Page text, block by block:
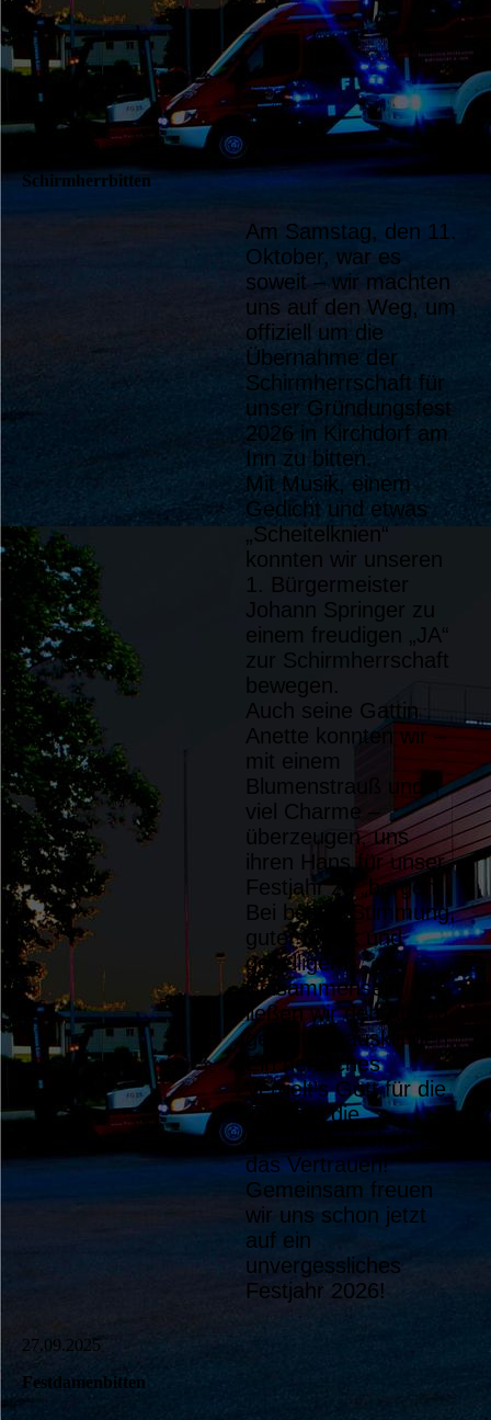
Patenbitten (11)
11.10.2025
Schirmherrbitten
SchirmherrbittenKnien
SchirmherrbittenGruppenfoto
Am Samstag, den 11.
Oktober, war es
soweit – wir machten
uns auf den Weg, um
offiziell um die
Übernahme der
Schirmherrschaft für
unser Gründungsfest
2026 in Kirchdorf am
Inn zu bitten.
Mit Musik, einem
Gedicht und etwas
„Scheitelknien“
konnten wir unseren
1. Bürgermeister
Johann Springer zu
einem freudigen „JA“
zur Schirmherrschaft
bewegen.
Auch seine Gattin
Anette konnten wir –
mit einem
Blumenstrauß und
viel Charme –
überzeugen, uns
ihren Hans für unser
Festjahr zu „borgen“.
Bei bester Stimmung,
guter Musik und
geselligem
Beisammensein
ließen wir den Abend
gemütlich ausklingen.
Ein herzliches
Vergelt’s Gott für die
Zusage, die
Gastfreundschaft und
das Vertrauen!
Gemeinsam freuen
wir uns schon jetzt
auf ein
unvergessliches
Festjahr 2026!
27.09.2025
Festdamenbitten